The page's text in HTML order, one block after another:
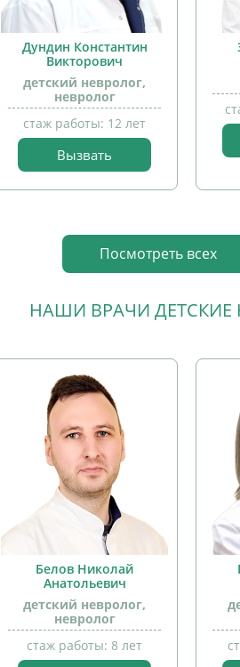
прием
детей
Дундин Константин
Викторович
детский невролог,
невролог
стаж работы: 12 лет
Вызвать
детей
Посмотреть всех
НАШИ ВРАЧИ ДЕТСКИЕ
Белов Николай
Анатольевич
детский невролог,
невролог
стаж работы: 8 лет